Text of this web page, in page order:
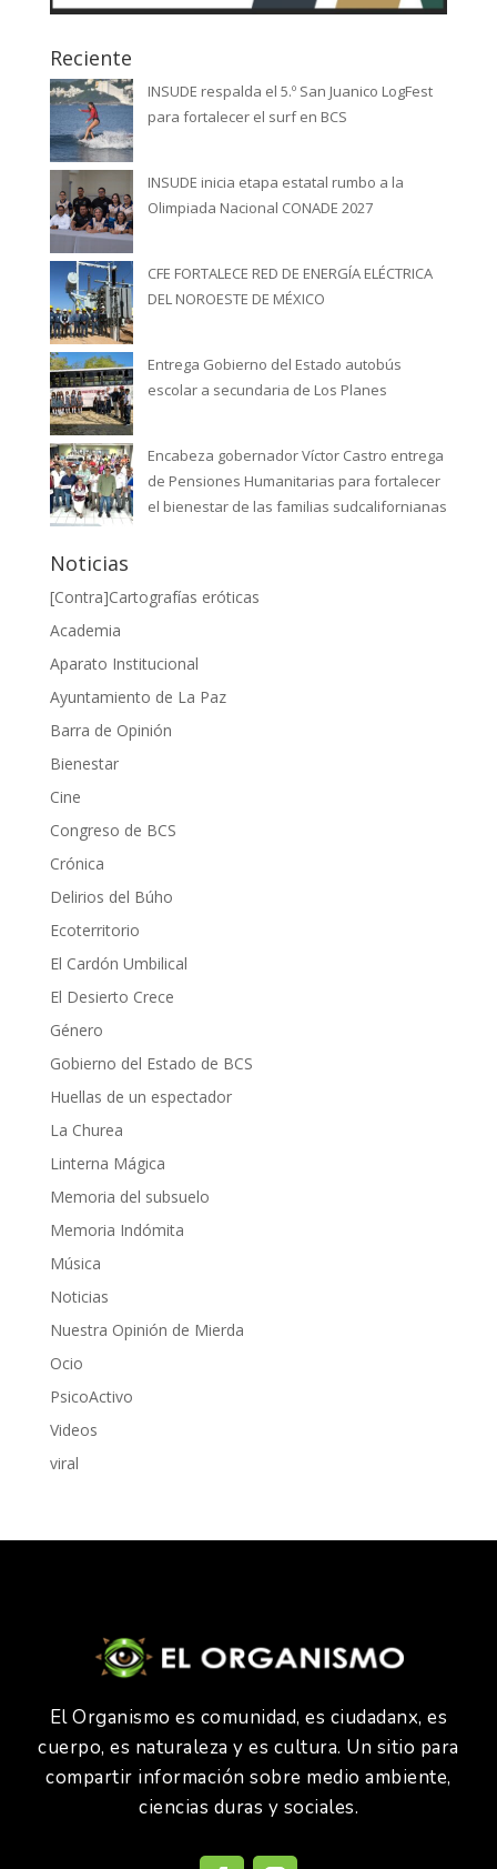
Reciente
INSUDE respalda el 5.º San Juanico LogFest
para fortalecer el surf en BCS
INSUDE inicia etapa estatal rumbo a la
Olimpiada Nacional CONADE 2027
CFE FORTALECE RED DE ENERGÍA ELÉCTRICA
DEL NOROESTE DE MÉXICO
Entrega Gobierno del Estado autobús
escolar a secundaria de Los Planes
Encabeza gobernador Víctor Castro entrega
de Pensiones Humanitarias para fortalecer
el bienestar de las familias sudcalifornianas
Noticias
[Contra]Cartografías eróticas
Academia
Aparato Institucional
Ayuntamiento de La Paz
Barra de Opinión
Bienestar
Cine
Congreso de BCS
Crónica
Delirios del Búho
Ecoterritorio
El Cardón Umbilical
El Desierto Crece
Género
Gobierno del Estado de BCS
Huellas de un espectador
La Churea
Linterna Mágica
Memoria del subsuelo
Memoria Indómita
Música
Noticias
Nuestra Opinión de Mierda
Ocio
PsicoActivo
Videos
viral
El Organismo es comunidad, es ciudadanx, es
cuerpo, es naturaleza y es cultura. Un sitio para
compartir información sobre medio ambiente,
ciencias duras y sociales.